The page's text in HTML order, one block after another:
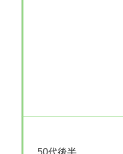
50代後半